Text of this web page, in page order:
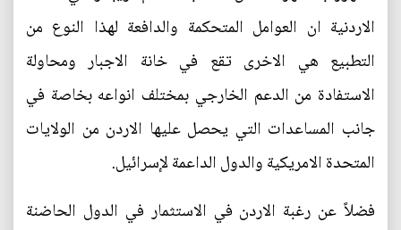
الاردنية ان العوامل المتحكمة والدافعة لهذا النوع من
التطبيع هي الاخرى تقع في خانة الاجبار ومحاولة
الاستفادة من الدعم الخارجي بمختلف انواعه بخاصة في
جانب المساعدات التي يحصل عليها الاردن من الولايات
المتحدة الامريكية والدول الداعمة لإسرائيل.
فضلاً عن رغبة الاردن في الاستثمار في الدول الحاضنة